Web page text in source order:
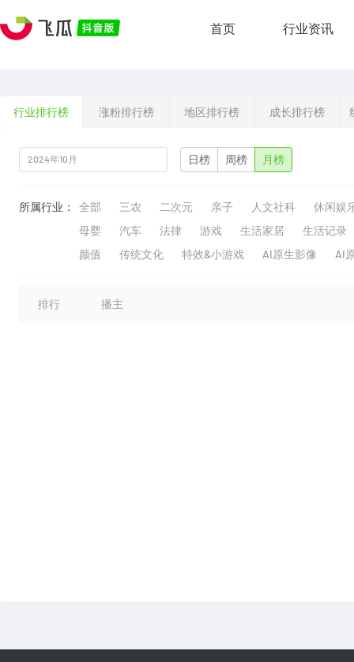
首页 行业资讯
行业排行榜 涨粉排行榜 地区排行榜 成长排行榜
日榜 周榜 月榜
所属行业： 全部 三农 二次元 亲子 人文社科
休闲娱
母婴
汽车 法律 游戏 生活家居
生活记录
颜值
传统文化 特效&小游戏 AI原生影像 AI
排行 播主